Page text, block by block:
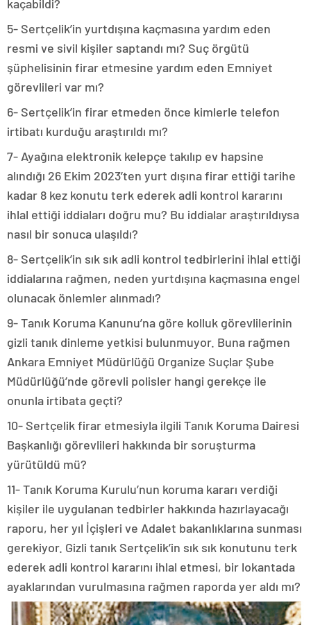
kaçabildi?
5- Sertçelik’in yurtdışına kaçmasına yardım eden
resmi ve sivil kişiler saptandı mı? Suç örgütü
şüphelisinin firar etmesine yardım eden Emniyet
görevlileri var mı?
6- Sertçelik’in firar etmeden önce kimlerle telefon
irtibatı kurduğu araştırıldı mı?
7- Ayağına elektronik kelepçe takılıp ev hapsine
alındığı 26 Ekim 2023’ten yurt dışına firar ettiği tarihe
kadar 8 kez konutu terk ederek adli kontrol kararını
ihlal ettiği iddiaları doğru mu? Bu iddialar araştırıldıysa
nasıl bir sonuca ulaşıldı?
8- Sertçelik’in sık sık adli kontrol tedbirlerini ihlal ettiği
iddialarına rağmen, neden yurtdışına kaçmasına engel
olunacak önlemler alınmadı?
9- Tanık Koruma Kanunu’na göre kolluk görevlilerinin
gizli tanık dinleme yetkisi bulunmuyor. Buna rağmen
Ankara Emniyet Müdürlüğü Organize Suçlar Şube
Müdürlüğü’nde görevli polisler hangi gerekçe ile
onunla irtibata geçti?
10- Sertçelik firar etmesiyla ilgili Tanık Koruma Dairesi
Başkanlığı görevlileri hakkında bir soruşturma
yürütüldü mü?
11- Tanık Koruma Kurulu’nun koruma kararı verdiği
kişiler ile uygulanan tedbirler hakkında hazırlayacağı
raporu, her yıl İçişleri ve Adalet bakanlıklarına sunması
gerekiyor. Gizli tanık Sertçelik’in sık sık konutunu terk
ederek adli kontrol kararını ihlal etmesi, bir lokantada
ayaklarından vurulmasına rağmen raporda yer aldı mı?